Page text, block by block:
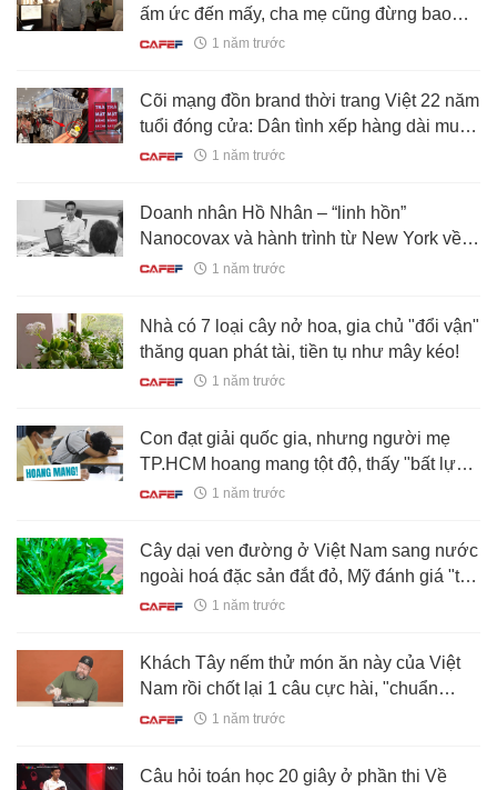
ấm ức đến mấy, cha mẹ cũng đừng bao
giờ nói với con cái!
1 năm trước
Cõi mạng đồn brand thời trang Việt 22 năm
tuổi đóng cửa: Dân tình xếp hàng dài mua
đồ sale sập sàn trong nước mắt
1 năm trước
Doanh nhân Hồ Nhân – “linh hồn”
Nanocovax và hành trình từ New York về
Việt Nam để theo đuổi giấc mơ vaccine nội
1 năm trước
Nhà có 7 loại cây nở hoa, gia chủ "đổi vận"
thăng quan phát tài, tiền tụ như mây kéo!
1 năm trước
Con đạt giải quốc gia, nhưng người mẹ
TP.HCM hoang mang tột độ, thấy "bất lực
và thương con quá": Lý do là gì?
1 năm trước
Cây dại ven đường ở Việt Nam sang nước
ngoài hoá đặc sản đắt đỏ, Mỹ đánh giá "tốt
bậc nhất thế giới"
1 năm trước
Khách Tây nếm thử món ăn này của Việt
Nam rồi chốt lại 1 câu cực hài, "chuẩn
không cần chỉnh"
1 năm trước
Câu hỏi toán học 20 giây ở phần thi Về